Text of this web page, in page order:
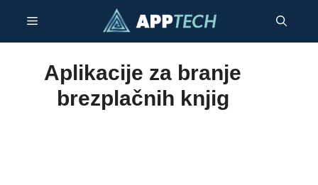
vsebino
meni
Aplikacije za branje
brezplačnih knjig